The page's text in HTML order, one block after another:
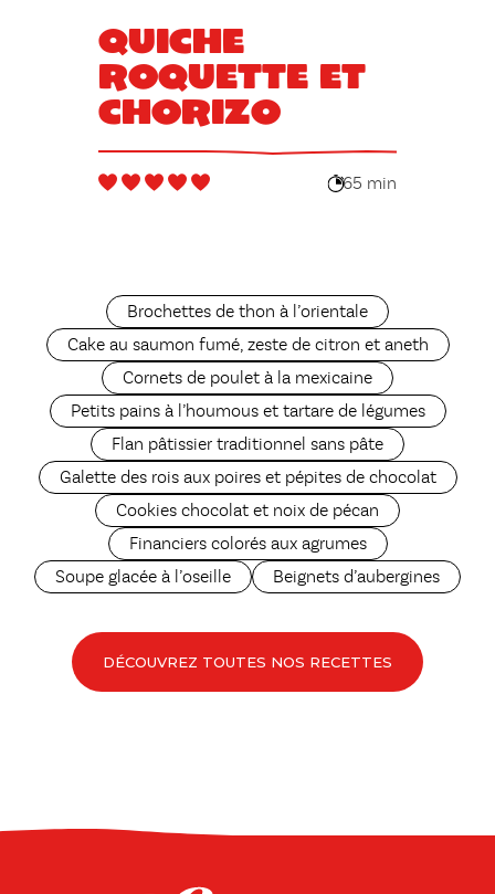
Quiche
roquette et
chorizo
65 min
Brochettes de thon à l’orientale
Cake au saumon fumé, zeste de citron et aneth
Cornets de poulet à la mexicaine
Petits pains à l’houmous et tartare de légumes
Flan pâtissier traditionnel sans pâte
Galette des rois aux poires et pépites de chocolat
Cookies chocolat et noix de pécan
Financiers colorés aux agrumes
Soupe glacée à l’oseille
Beignets d’aubergines
DÉCOUVREZ TOUTES NOS RECETTES